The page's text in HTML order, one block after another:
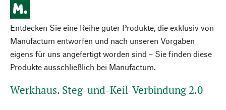
Entdecken Sie eine Reihe guter Produkte, die exklusiv von
Manufactum entworfen und nach unseren Vorgaben
eigens für uns angefertigt worden sind – Sie finden diese
Produkte ausschließlich bei Manufactum.
Werkhaus. Steg-und-Keil-Verbindung 2.0